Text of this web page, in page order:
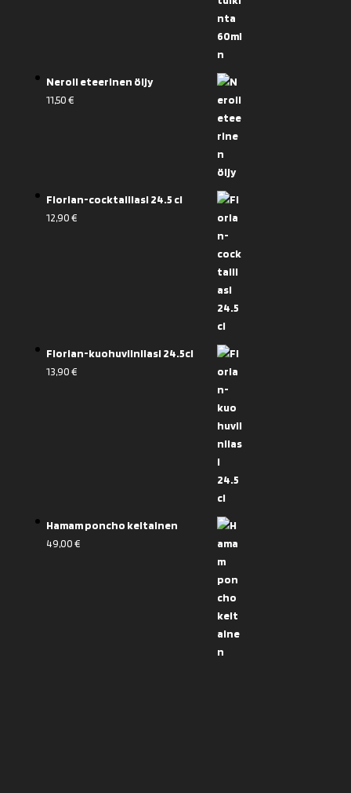
Neroli eteerinen öljy
11,50€
Florian-cocktaillasi 24.5 cl
12,90€
Florian-kuohuviinilasi 24.5cl
13,90€
Hamam poncho keltainen
49,00€